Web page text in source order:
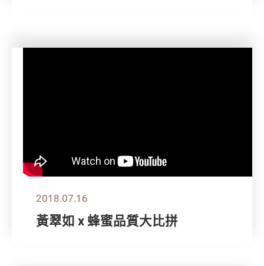
2018.07.16
黃翠如 x 蜂蜜品質大比拼